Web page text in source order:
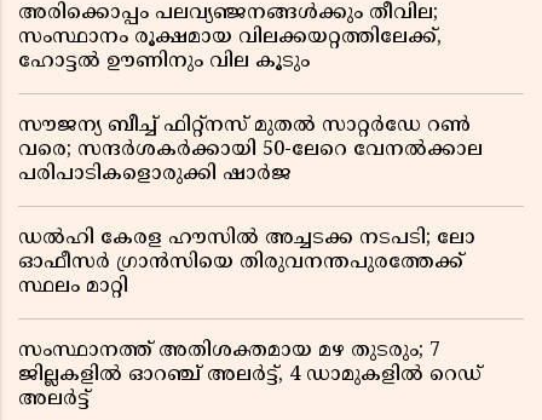
അരിക്കൊപ്പം പലവ്യഞ്ജനങ്ങൾക്കും തീവില;
സംസ്ഥാനം രൂക്ഷമായ വിലക്കയറ്റത്തിലേക്ക്,
ഹോട്ടൽ ഊണിനും വില കൂടും
സൗജന്യ ബീച്ച് ഫിറ്റ്നസ് മുതൽ സാറ്റർഡേ റൺ
വരെ; സന്ദർശകർക്കായി 50-ലേറെ വേനൽക്കാല
പരിപാടികളൊരുക്കി ഷാർജ
ഡൽഹി കേരള ഹൗസിൽ അച്ചടക്ക നടപടി; ലോ
ഓഫീസർ ഗ്രാൻസിയെ തിരുവനന്തപുരത്തേക്ക്
സ്ഥലം മാറ്റി
സംസ്ഥാനത്ത് അതിശക്തമായ മഴ തുടരും; 7
ജില്ലകളിൽ ഓറഞ്ച് അലർട്ട്, 4 ഡാമുകളിൽ റെഡ്
അലർട്ട്